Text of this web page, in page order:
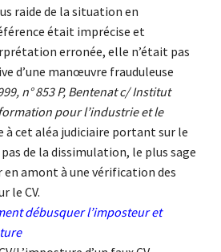
raide de la situation en
était imprécise et
erronée, elle n’était pas
d’une manœuvre frauduleuse
n° 853 P, Bentenat c/ Institut
pour l’industrie et le
à cet aléa judiciaire portant sur le
de la dissimulation, le plus sage
en amont à une vérification des
le CV.
débusquer l’imposteur et